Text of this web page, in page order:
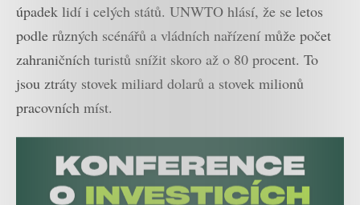
úpadek lidí i celých států. UNWTO hlásí, že se letos
podle různých scénářů a vládních nařízení může počet
zahraničních turistů snížit skoro až o 80 procent. To
jsou ztráty stovek miliard dolarů a stovek milionů
pracovních míst.